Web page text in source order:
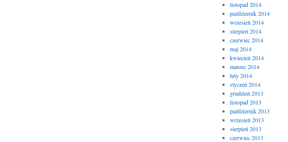
listopad 2014
październik 2014
wrzesień 2014
sierpień 2014
czerwiec 2014
maj 2014
kwiecień 2014
marzec 2014
luty 2014
styczeń 2014
grudzień 2013
listopad 2013
październik 2013
wrzesień 2013
sierpień 2013
czerwiec 2013